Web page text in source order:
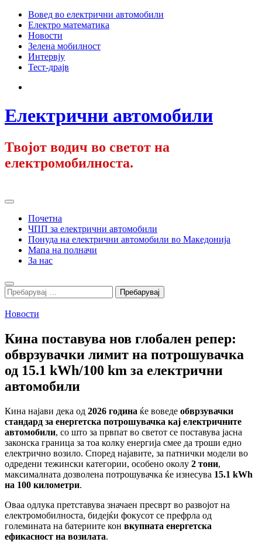
Skip
content
Вовед во електрични автомобили
Електро математика
Новости
Зелена мобилност
Интервју
Тест-драјв
Електрични автомобили
Твојот водич во светот на
електромобилноста.
Primary
Почетна
ЧПП за електрични автомобили
Понуда на електрични автомобили во Македонија
Мапа на полначи
За нас
Search
Пребарувај
за:
Новости
Кина поставува нов глобален репер:
обврзувачки лимит на потрошувачка
од 15.1 kWh/100 km за електрични
автомобили
Кина најави дека од 2026 година ќе воведе обврзувачки
стандард за енергетска потрошувачка кај електричните
автомобили, со што за првпат во светот се поставува јасна
законска граница за тоа колку енергија смее да троши едно
електрично возило. Според најавите, за патнички модели во
одредени тежински категории, особено околу 2 тони,
максималната дозволена потрошувачка ќе изнесува 15.1 kWh
на 100 километри.
Оваа одлука претставува значаен пресврт во развојот на
електромобилноста, бидејќи фокусот се префрла од
големината на батериите кон вкупната енергетска
ефикасност на возилата.